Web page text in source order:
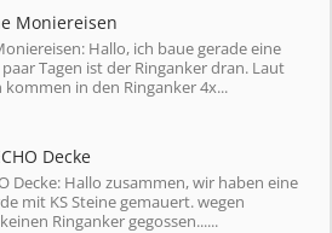
Moniereisen
Hallo, ich baue gerade eine
Tagen ist der Ringanker dran. Laut
in den Ringanker 4x...
Decke
Decke: Hallo zusammen, wir haben eine
mit KS Steine gemauert. wegen
Ringanker gegossen......